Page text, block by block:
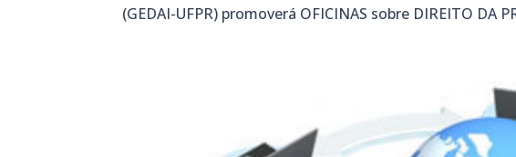
(GEDAI-UFPR) promoverá OFICINAS sobre DIREITO DA